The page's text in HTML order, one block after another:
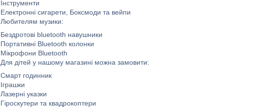
Інструменти
Електронні сигарети, Боксмоди та вейпи
Любителям музики:
Бездротові bluetooth навушники
Портативні Bluetooth колонки
Мікрофони Bluetooth
Для дітей у нашому магазині можна замовити:
Смарт годинник
Іграшки
Лазерні указки
Гіроскутери та квадрокоптери